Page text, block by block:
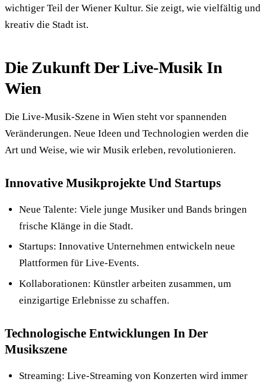
wichtiger Teil der Wiener Kultur. Sie zeigt, wie vielfältig und
kreativ die Stadt ist.
Die Zukunft Der Live-Musik In
Wien
Die Live-Musik-Szene in Wien steht vor spannenden
Veränderungen. Neue Ideen und Technologien werden die
Art und Weise, wie wir Musik erleben, revolutionieren.
Innovative Musikprojekte Und Startups
Neue Talente: Viele junge Musiker und Bands bringen
frische Klänge in die Stadt.
Startups: Innovative Unternehmen entwickeln neue
Plattformen für Live-Events.
Kollaborationen: Künstler arbeiten zusammen, um
einzigartige Erlebnisse zu schaffen.
Technologische Entwicklungen In Der
Musikszene
Streaming: Live-Streaming von Konzerten wird immer